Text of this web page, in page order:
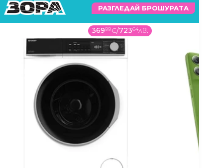
РАЗГЛЕДАЙ БРОШУРАТА
36999€/72364лв.